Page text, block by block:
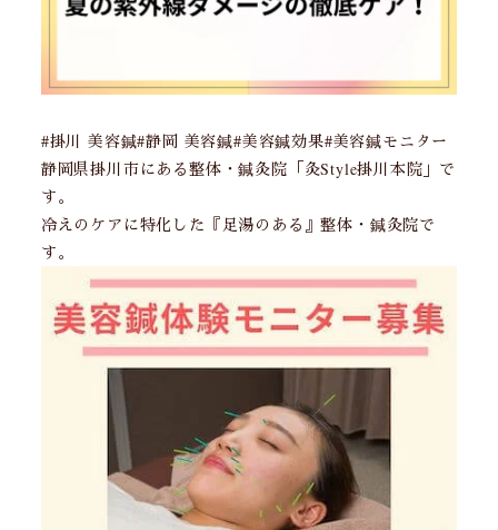
#掛川 美容鍼#静岡 美容鍼#美容鍼効果#美容鍼モニター
静岡県掛川市にある整体・鍼灸院「灸Style掛川本院」で
す。
冷えのケアに特化した『足湯のある』整体・鍼灸院で
す。